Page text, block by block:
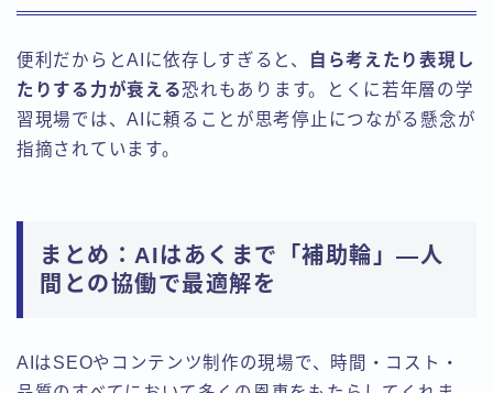
便利だからとAIに依存しすぎると、
自ら考えたり表現し
たりする力が衰える恐れもあります。とくに若年層の学
習現場では、AIに頼ることが思考停止につながる懸念が
指摘されています。
まとめ：AIはあくまで「補助輪」―人
間との協働で最適解を
AIはSEOやコンテンツ制作の現場で、時間・コスト・